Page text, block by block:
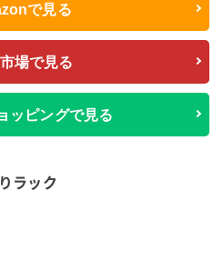
で見る
場で見る
ッピングで見る
ラック